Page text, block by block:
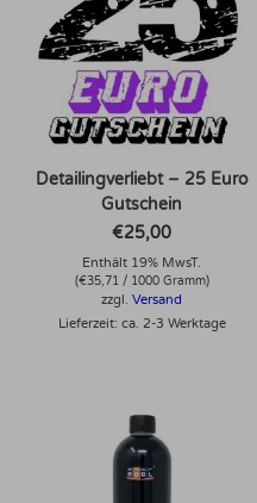
Detailingverliebt – 25 Euro
Gutschein
€25,00
Enthält 19% MwsT.
(€35,71 / 1000 Gramm)
zzgl.Versand
Lieferzeit: ca. 2-3 Werktage